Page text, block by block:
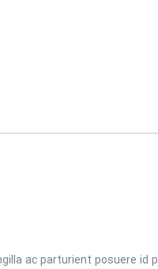
ac parturient posuere id